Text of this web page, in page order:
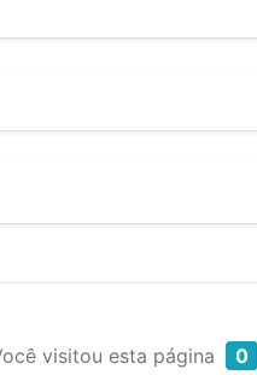
visitou esta página 0